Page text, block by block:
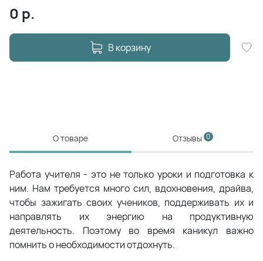
0 р.
В корзину
О товаре Отзывы 0
Работа учителя - это не только уроки и подготовка к
ним. Нам требуется много сил, вдохновения, драйва,
чтобы зажигать своих учеников, поддерживать их и
направлять их энергию на продуктивную
деятельность. Поэтому во время каникул важно
помнить о необходимости отдохнуть.